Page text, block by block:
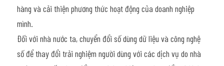
hàng và cải thiện phương thức hoạt động của doanh nghiệp
mình.
Đối với nhà nước ta, chuyển đổi số dùng dữ liệu và công nghệ
số để thay đổi trải nghiệm người dùng với các dịch vụ do nhà